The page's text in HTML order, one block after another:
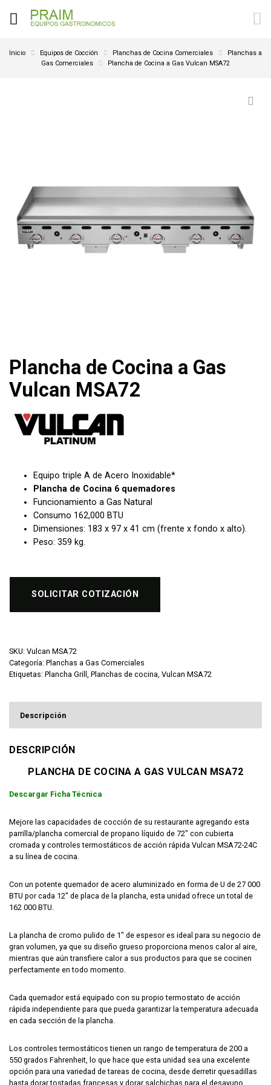
Inicio Equipos de Cocción Planchas de Cocina Comerciales
Planchas a
Gas Comerciales
Plancha de Cocina a Gas Vulcan MSA72
Plancha de Cocina a Gas
Vulcan MSA72
Equipo triple A de Acero Inoxidable*
Plancha de Cocina 6 quemadores
Funcionamiento a Gas Natural
Consumo 162,000 BTU
Dimensiones: 183 x 97 x 41 cm (frente x fondo x alto).
Peso: 359 kg.
SOLICITAR COTIZACIÓN
SKU: Vulcan MSA72
Categoría: Planchas a Gas Comerciales
Etiquetas: Plancha Grill Planchas de cocina Vulcan MSA72
Descripción
DESCRIPCIÓN
PLANCHA DE COCINA A GAS VULCAN MSA72
Descargar Ficha Técnica
Mejore las capacidades de cocción de su restaurante agregando esta
parrilla/plancha comercial de propano líquido de 72″ con cubierta
cromada y controles termostáticos de acción rápida Vulcan MSA72-24C
a su línea de cocina.
Con un potente quemador de acero aluminizado en forma de U de 27 000
BTU por cada 12″ de placa de la plancha, esta unidad ofrece un total de
162 000 BTU.
La plancha de cromo pulido de 1″ de espesor es ideal para su negocio de
gran volumen, ya que su diseño grueso proporciona menos calor al aire,
mientras que aún transfiere calor a sus productos para que se cocinen
perfectamente en todo momento.
Cada quemador está equipado con su propio termostato de acción
rápida independiente para que pueda garantizar la temperatura adecuada
en cada sección de la plancha.
Los controles termostáticos tienen un rango de temperatura de 200 a
550 grados Fahrenheit, lo que hace que esta unidad sea una excelente
opción para una variedad de tareas de cocina, desde derretir quesadillas
hasta dorar tostadas francesas y dorar salchichas para el desayuno.